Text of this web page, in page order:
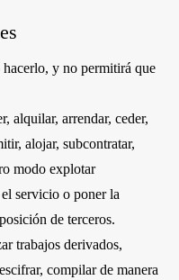
hacerlo, y no permitirá que
alquilar, arrendar, ceder,
alojar, subcontratar,
modo explotar
servicio o poner la
de terceros.
trabajos derivados,
compilar de manera